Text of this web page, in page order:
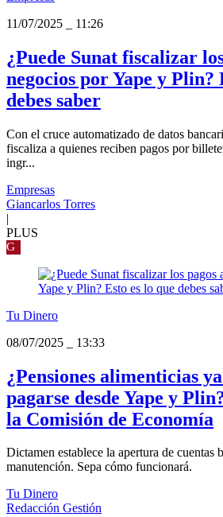
11/07/2025
11:26
¿Puede Sunat fiscalizar
negocios por Yape y Plin?
debes saber
Con el cruce automatizado de datos
fiscaliza a quienes reciben pagos por
ingr...
Empresas
Giancarlos Torres
|
PLUS
G
Tu Dinero
08/07/2025
13:33
¿Pensiones alimenticias
pagarse desde Yape y
la Comisión de Economía
Dictamen establece la apertura de cuentas
manutención. Sepa cómo funcionará.
Tu Dinero
Redacción Gestión